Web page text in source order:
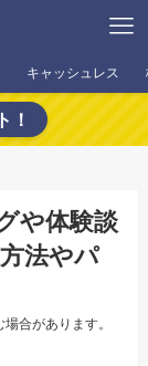
キャッシュレス
！
や体験談
法やパ
合があります。